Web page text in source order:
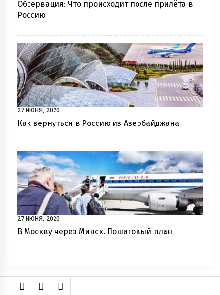
Обсервация: Что происходит после прилёта в
Россию
27 ИЮНЯ, 2020
Как вернуться в Россию из Азербайджана
27 ИЮНЯ, 2020
В Москву через Минск. Пошаговый план